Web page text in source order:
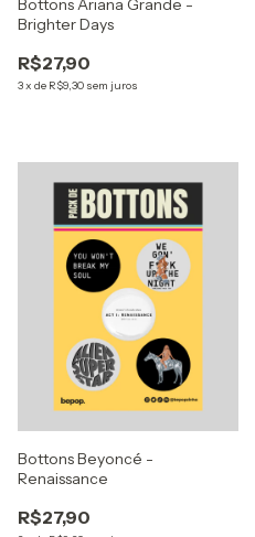
Bottons Ariana Grande -
Brighter Days
R$27,90
3x de R$9,30 sem juros
Bottons Beyoncé -
Renaissance
R$27,90